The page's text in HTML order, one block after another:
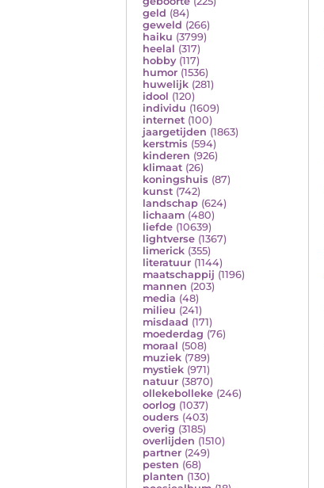
geld (84)
geweld (266)
haiku (3799)
heelal (317)
hobby (117)
humor (1536)
huwelijk (281)
idool (120)
individu (1609)
internet (100)
jaargetijden (1863)
kerstmis (594)
kinderen (926)
klimaat (26)
koningshuis (87)
kunst (742)
landschap (624)
lichaam (480)
liefde (10639)
lightverse (1367)
limerick (355)
literatuur (1144)
maatschappij (1196)
mannen (203)
media (48)
milieu (241)
misdaad (171)
moederdag (76)
moraal (508)
muziek (789)
mystiek (971)
natuur (3870)
ollekebolleke (246)
oorlog (1037)
ouders (403)
overig (3185)
overlijden (1510)
partner (249)
pesten (68)
planten (130)